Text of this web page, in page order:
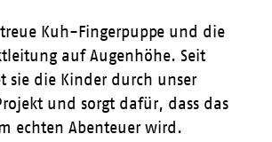
Kuh-Fingerpuppe und die
auf Augenhöhe. Seit
sie die Kinder durch unser
und sorgt dafür, dass das
echten Abenteuer wird.